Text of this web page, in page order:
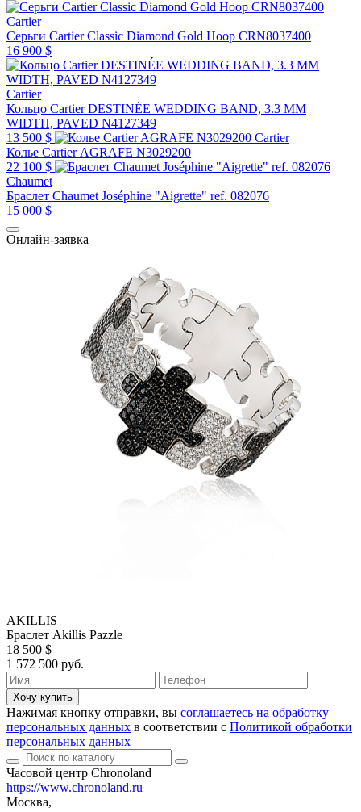
Cartier
Серьги Cartier Classic Diamond Gold Hoop CRN8037400
16 900 $
Cartier
Кольцо Cartier DESTINÉE WEDDING BAND, 3.3 MM
WIDTH, PAVED N4127349
13 500 $
Cartier
Колье Cartier AGRAFE N3029200
22 100 $
Chaumet
Браслет Chaumet Joséphine "Aigrette" ref. 082076
15 000 $
Онлайн-заявка
AKILLIS
Браслет Akillis Pazzle
18 500 $
1 572 500 руб.
Хочу купить
Нажимая кнопку отправки, вы соглашаетесь на обработку
персональных данных в соответствии с Политикой обработки
персональных данных
Часовой центр Chronoland
https://www.chronoland.ru
Москва,